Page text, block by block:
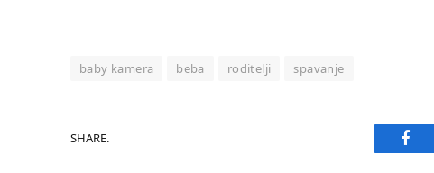
baby kamera beba roditelji spavanje
SHARE.